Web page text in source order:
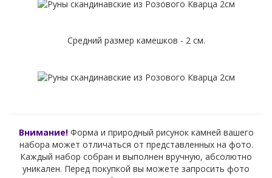
Средний размер камешков - 2 см.
Внимание!Форма и природный рисунок камней вашего
набора может отличаться от представленных на фото.
Каждый набор собран и выполнен вручную, абсолютно
уникален. Перед покупкой вы можете запросить фото